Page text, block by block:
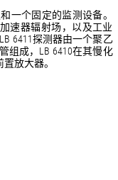
一个固定的监测设备。
速器辐射场，以及工业
探测器由一个聚乙
组成，LB 6410在其慢化
放大器。